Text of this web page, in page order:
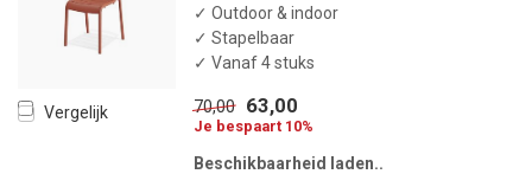
Vergelijk
✓ Outdoor & indoor
✓ Stapelbaar
✓ Vanaf 4 stuks
70,00 63,00
Je bespaart 10%
Beschikbaarheid laden..